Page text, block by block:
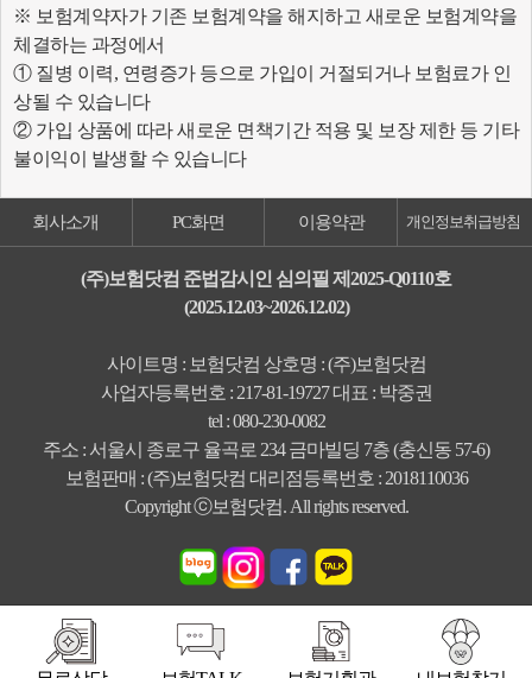
※ 보험계약자가 기존 보험계약을 해지하고 새로운 보험계약을
체결하는 과정에서
① 질병 이력, 연령증가 등으로 가입이 거절되거나 보험료가 인
상될 수 있습니다
② 가입 상품에 따라 새로운 면책기간 적용 및 보장 제한 등 기타
불이익이 발생할 수 있습니다
회사소개 PC화면 이용약관 개인정보취급방침
(주)보험닷컴 준법감시인 심의필 제2025-Q0110호
(2025.12.03~2026.12.02)
사이트명 : 보험닷컴 상호명 : (주)보험닷컴
사업자등록번호 : 217-81-19727 대표 : 박중권
tel : 080-230-0082
주소 : 서울시 종로구 율곡로 234 금마빌딩 7층 (충신동 57-6)
보험판매 : (주)보험닷컴 대리점등록번호 : 2018110036
Copyright ⓒ보험닷컴. All rights reserved.